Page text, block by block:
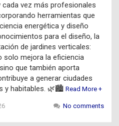
vez más profesionales
herramientas que
energética y diseño
para el diseño, la
de jardines verticales:
solo mejora la eficiencia
que también aporta
a generar ciudades
y habitables. 🌿🏙️ Read More +
No comments